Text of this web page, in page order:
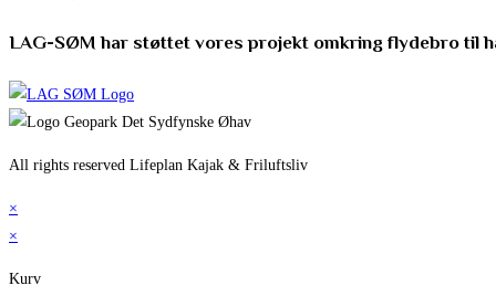
LAG-SØM har støttet vores projekt omkring flydebro til
All rights reserved Lifeplan Kajak & Friluftsliv
×
×
Kurv